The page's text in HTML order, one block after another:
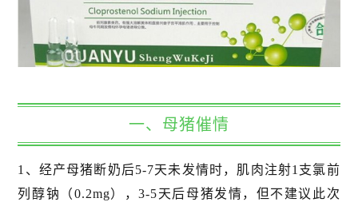
一、母猪催情
1、经产母猪断奶后5-7天未发情时，肌肉注射1支氯前
列醇钠（0.2mg），3-5天后母猪发情，但不建议此次